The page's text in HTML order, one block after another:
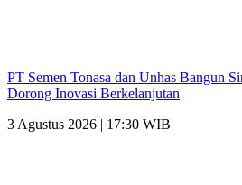
PT Semen Tonasa dan Unhas Bangun
Dorong Inovasi Berkelanjutan
3 Agustus 2026 | 17:30 WIB